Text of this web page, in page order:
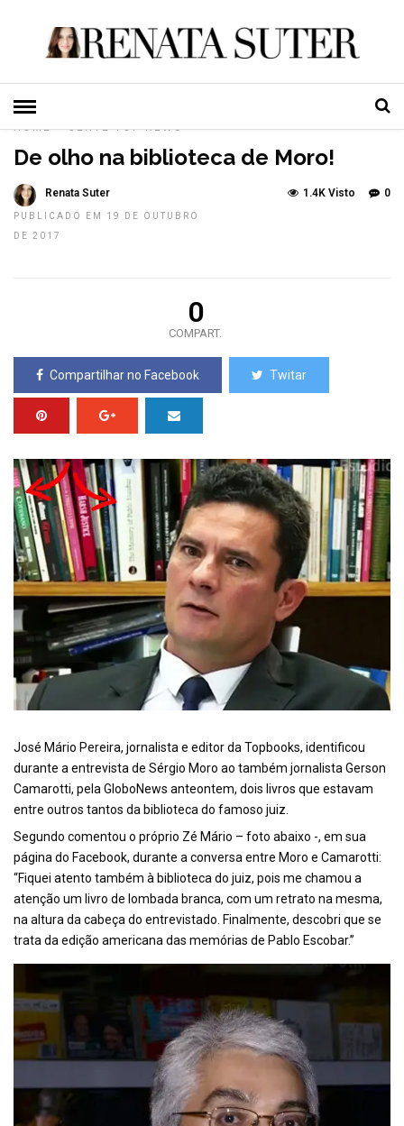
HOME»GENTE TOP NEWS
De olho na biblioteca de Moro!
Renata Suter
PUBLICADO EM 19 DE OUTUBRO
DE 2017
0
1.4K Visto
0
COMPART.
Compartilhar no Facebook Twitar
José Mário Pereira, jornalista e editor da Topbooks, identificou
durante a entrevista de Sérgio Moro ao também jornalista Gerson
Camarotti, pela GloboNews anteontem, dois livros que estavam
entre outros tantos da biblioteca do famoso juiz.
Segundo comentou o próprio Zé Mário – foto abaixo -, em sua
página do Facebook, durante a conversa entre Moro e Camarotti:
“Fiquei atento também à biblioteca do juiz, pois me chamou a
atenção um livro de lombada branca, com um retrato na mesma,
na altura da cabeça do entrevistado. Finalmente, descobri que se
trata da edição americana das memórias de Pablo Escobar.”